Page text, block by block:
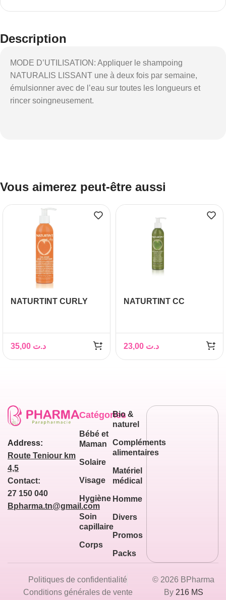
Description
MODE D’UTILISATION: Appliquer le shampoing
NATURALIS LISSANT une à deux fois par semaine,
émulsionner avec de l’eau sur toutes les longueurs et
rincer soingneusement.
Vous aimerez peut-être aussi
NATURTINT CURLY
د.ت
NATURTINT CC
د.ت
Address:
Route Teniour km
4,5
Contact:
27 150 040
Bpharma.tn@gmail.com
Catégories
Bébé et
Maman
Solaire
Visage
Hygiène
Soin
capillaire
Corps
Bio &
naturel
Compléments
alimentaires
Matériel
médical
Homme
Divers
Promos
Packs
© 2026 BPharma
By 216 MS
Politiques de confidentialité
Conditions générales de vente